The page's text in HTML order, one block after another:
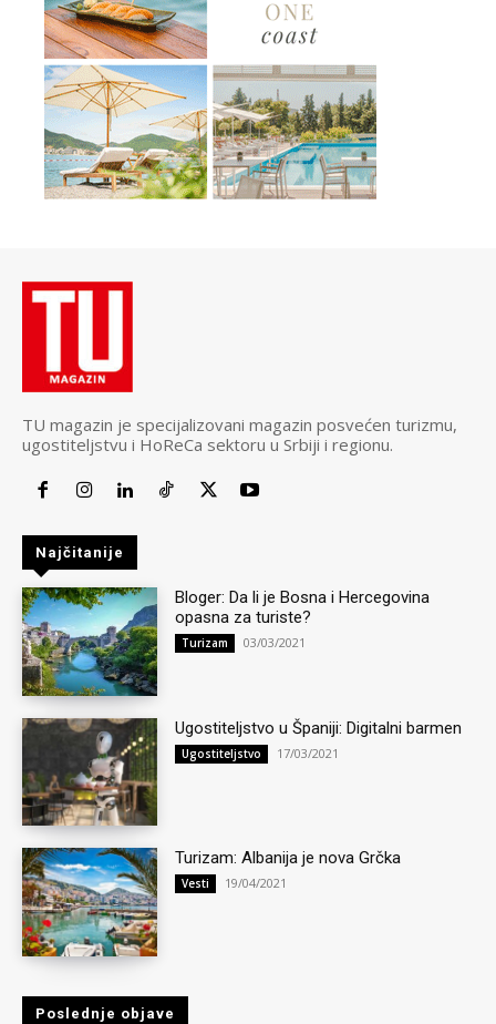
TU magazin je specijalizovani magazin posvećen turizmu,
ugostiteljstvu i HoReCa sektoru u Srbiji i regionu.
Najčitanije
Bloger: Da li je Bosna i Hercegovina
opasna za turiste?
Turizam 03/03/2021
Ugostiteljstvo u Španiji: Digitalni barmen
Ugostiteljstvo 17/03/2021
Turizam: Albanija je nova Grčka
Vesti 19/04/2021
Poslednje objave